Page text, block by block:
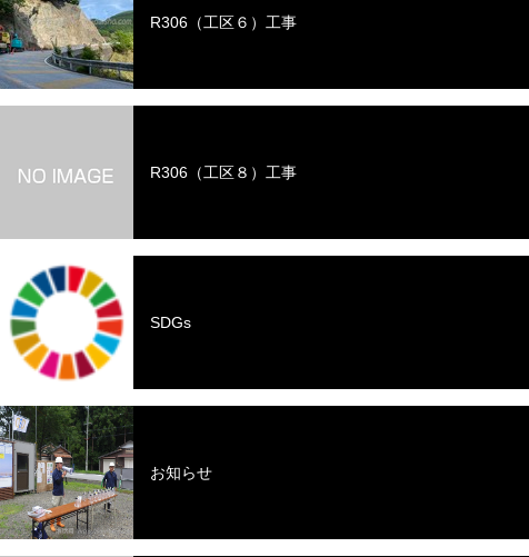
R306（工区６）工事
R306（工区８）工事
SDGs
お知らせ